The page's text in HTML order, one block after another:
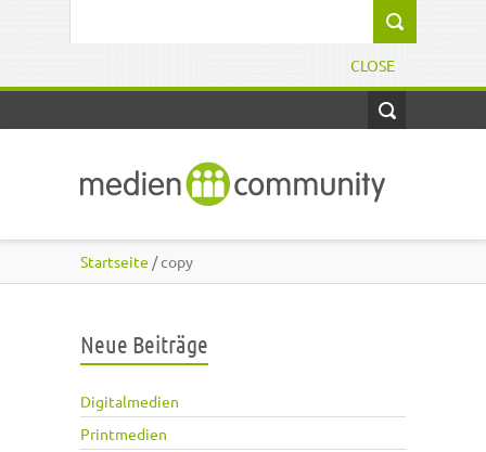
CLOSE
Startseite / copy
Neue Beiträge
Digitalmedien
Printmedien